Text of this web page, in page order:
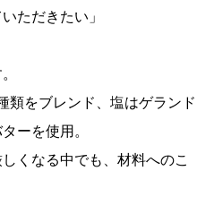
ただきたい」
類をブレンド、塩はゲランド
ーを使用。
くなる中でも、材料へのこ